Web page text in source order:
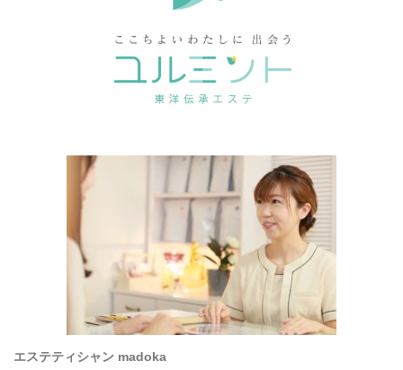
エステティシャン madoka